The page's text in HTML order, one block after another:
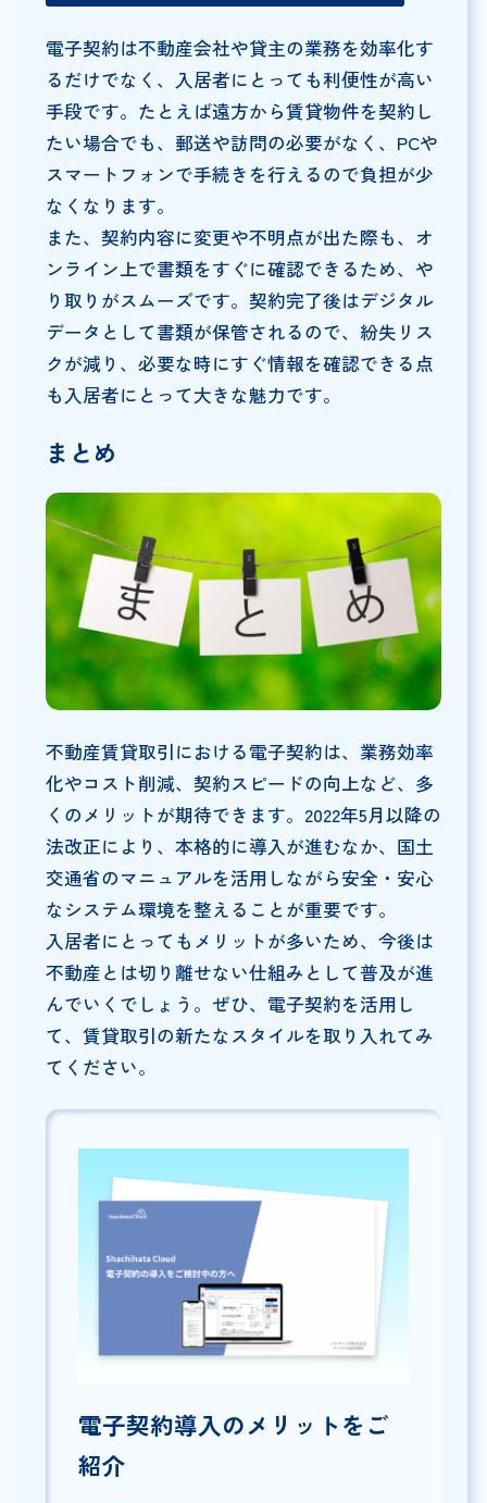
電子契約は不動産会社や貸主の業務を効率化す
るだけでなく、入居者にとっても利便性が高い
手段です。たとえば遠方から賃貸物件を契約し
たい場合でも、郵送や訪問の必要がなく、PCや
スマートフォンで手続きを行えるので負担が少
なくなります。
また、契約内容に変更や不明点が出た際も、オ
ンライン上で書類をすぐに確認できるため、や
り取りがスムーズです。契約完了後はデジタル
データとして書類が保管されるので、紛失リス
クが減り、必要な時にすぐ情報を確認できる点
も入居者にとって大きな魅力です。
まとめ
不動産賃貸取引における電子契約は、業務効率
化やコスト削減、契約スピードの向上など、多
くのメリットが期待できます。2022年5月以降の
法改正により、本格的に導入が進むなか、国土
交通省のマニュアルを活用しながら安全・安心
なシステム環境を整えることが重要です。
入居者にとってもメリットが多いため、今後は
不動産とは切り離せない仕組みとして普及が進
んでいくでしょう。ぜひ、電子契約を活用し
て、賃貸取引の新たなスタイルを取り入れてみ
てください。
電子契約導入のメリットをご
紹介